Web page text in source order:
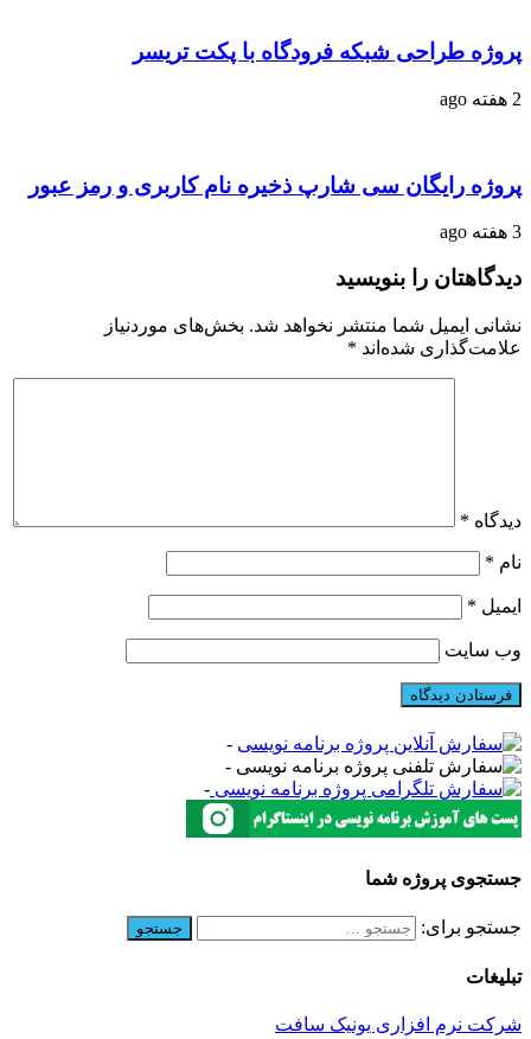
پروژه طراحی شبکه فرودگاه با پکت تریسر
2 هفته ago
پروژه رایگان سی شارپ ذخیره نام کاربری و رمز عبور
3 هفته ago
دیدگاهتان را بنویسید
نشانی ایمیل شما منتشر نخواهد شد. بخش‌های موردنیاز
علامت‌گذاری شده‌اند *
دیدگاه *
نام *
ایمیل *
وب‌ سایت
-
-
-
جستجوی پروژه شما
جستجو برای:
تبلیغات
شرکت نرم افزاری یونیک سافت